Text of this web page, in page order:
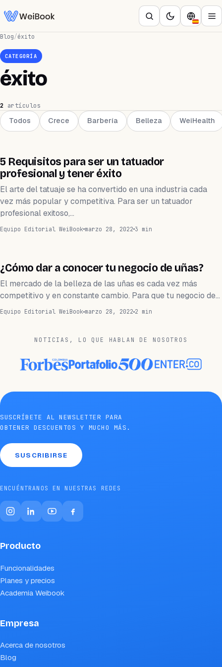
Blog/éxito
CATEGORÍA
éxito
2 artículos
Todos Crece Barbería Belleza WeiHealth
CRECE
5 Requisitos para ser un tatuador
profesional y tener éxito
El arte del tatuaje se ha convertido en una industria cada
vez más popular y competitiva. Para ser un tatuador
profesional exitoso,…
Equipo Editorial WeiBook marzo 28, 2022 3 min
CRECE
¿Cómo dar a conocer tu negocio de uñas?
El mercado de la belleza de las uñas es cada vez más
competitivo y en constante cambio. Para que tu negocio de…
Equipo Editorial WeiBook marzo 28, 2022 2 min
NOTICIAS, LO QUE HABLAN DE NOSOTROS
SUSCRÍBETE AL NEWSLETTER PARA
OBTENER DESCUENTOS Y MUCHO MÁS.
SUSCRIBIRSE
ENCUÉNTRANOS EN NUESTRAS REDES
Producto
Funcionalidades
Planes y precios
Academia Weibook
Empresa
Acerca de nosotros
Blog